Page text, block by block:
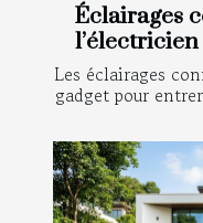
Éclairages
Les éclairages
gadget pour